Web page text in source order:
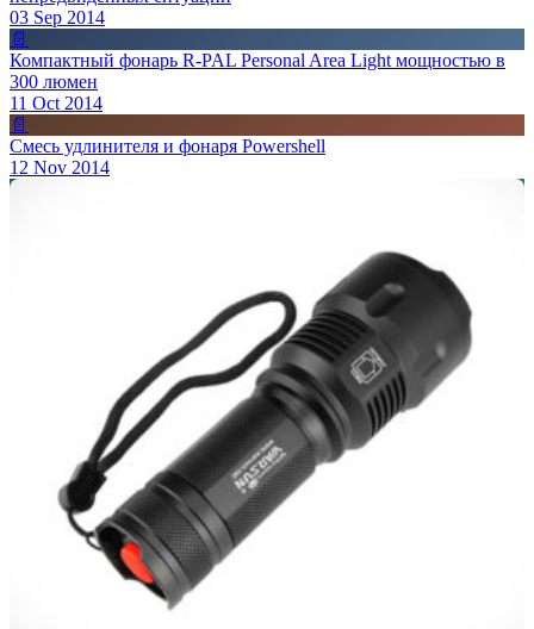
03 Sep 2014
📄
Компактный фонарь R-PAL Personal Area Light мощностью в
300 люмен
11 Oct 2014
📄
Смесь удлинителя и фонаря Powershell
12 Nov 2014